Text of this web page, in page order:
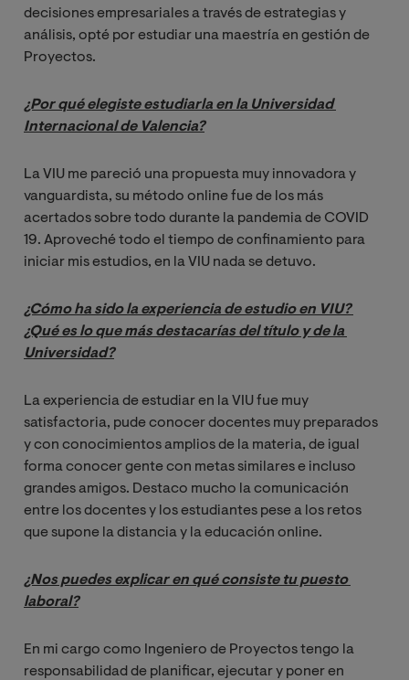
decisiones empresariales a través de estrategias y
análisis, opté por estudiar una maestría en gestión de
Proyectos.
¿Por qué elegiste estudiarla en la Universidad
Internacional de Valencia?
La VIU me pareció una propuesta muy innovadora y
vanguardista, su método online fue de los más
acertados sobre todo durante la pandemia de COVID
19. Aproveché todo el tiempo de confinamiento para
iniciar mis estudios, en la VIU nada se detuvo.
¿Cómo ha sido la experiencia de estudio en VIU?
¿Qué es lo que más destacarías del título y de la
Universidad?
La experiencia de estudiar en la VIU fue muy
satisfactoria, pude conocer docentes muy preparados
y con conocimientos amplios de la materia, de igual
forma conocer gente con metas similares e incluso
grandes amigos. Destaco mucho la comunicación
entre los docentes y los estudiantes pese a los retos
que supone la distancia y la educación online.
¿Nos puedes explicar en qué consiste tu puesto
laboral?
En mi cargo como Ingeniero de Proyectos tengo la
responsabilidad de planificar, ejecutar y poner en